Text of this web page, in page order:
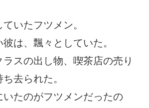
いたフツメン。
は、飄々としていた。
スの出し物、喫茶店の売り
去られた。
いたのがフツメンだったの